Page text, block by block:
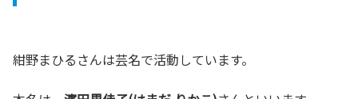
紺野まひるさんは芸名で活動しています。